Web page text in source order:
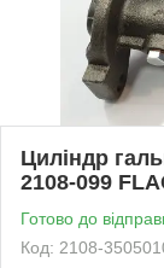
Циліндр
2108-099
Готово до
Код: 2108-